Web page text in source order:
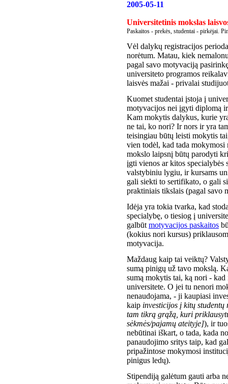
2005-05-11
Universitetinis mokslas
Paskaitos - prekės, studentai - pirkėjai.
Vėl dalykų registracijos
norėtum. Matau, kiek
pagal savo motyvaciją
universiteto programos
laisvės mažai - privalai
Kuomet studentai įstoja į
motyvacijos nei įgyti diplomą
Kam mokytis dalykus, kurie
ne tai, ko nori? Ir nors ir yra
teisingiau būtų leisti mokytis
vien todėl, kad tada
mokslo laipsnį būtų parodyti
įgti vienos ar kitos specialybės
valstybiniu lygiu, ir kursams
gali siekti to sertifikato, o gali
praktiniais tikslais (pagal savo
Idėja yra tokia tvarka, kad
specialybę, o tiesiog į
galbūt motyvacijos paskaitos
(kokius nori kursus)
motyvacija.
Maždaug kaip tai veiktų?
sumą pinigų už tavo mokslą.
sumą mokytis tai, ką nori -
universitete. O jei tu nenori
nenaudojama, - ji kaupiasi
kaip investicijos į kitų
tam tikrą grąžą, kuri
sėkmės/pajamų ateityje]), ir
nebūtinai iškart, o tada, kada
panaudojimo sritys taip, kad
pripažintose mokymosi
pinigus ledų).
Stipendiją galėtum gauti arba